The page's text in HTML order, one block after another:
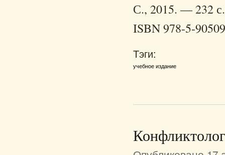
С., 2015. — 232 с.
ISBN 978-5-
Тэги:
учебное издание